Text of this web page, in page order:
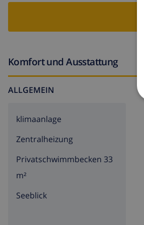
Allzweckraum mit Waschmaschine
Wohnküche mit Elektroherd,
Schlafzimmer und Badezimmer
Schlafzimmer mit Doppelbett und
Badezimmer mit
eingezäuntes Grundstück
Komfort und Ausstattung
ALLGEMEIN
klimaanlage
Zentralheizung
Privatschwimmbecken 33
m²
Seeblick